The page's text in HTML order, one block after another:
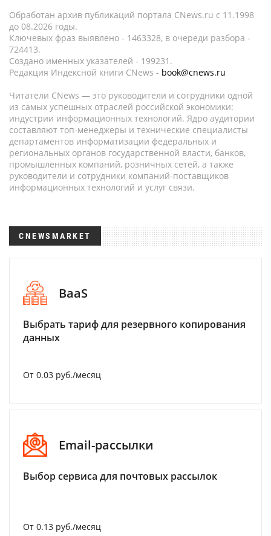
Обработан архив публикаций портала CNews.ru c 11.1998
до 08.2026 годы.
Ключевых фраз выявлено - 1463328, в очереди разбора -
724413.
Создано именных указателей - 199231.
Редакция Индексной книги CNews - book@cnews.ru
Читатели CNews — это руководители и сотрудники одной
из самых успешных отраслей российской экономики:
индустрии информационных технологий. Ядро аудитории
составляют топ-менеджеры и технические специалисты
департаментов информатизации федеральных и
региональных органов государственной власти, банков,
промышленных компаний, розничных сетей, а также
руководители и сотрудники компаний-поставщиков
информационных технологий и услуг связи.
CNEWSMARKET
BaaS
Выбрать тариф для резервного копирования
данных
От 0.03 руб./месяц
Email-рассылки
Выбор сервиса для почтовых рассылок
От 0.13 руб./месяц